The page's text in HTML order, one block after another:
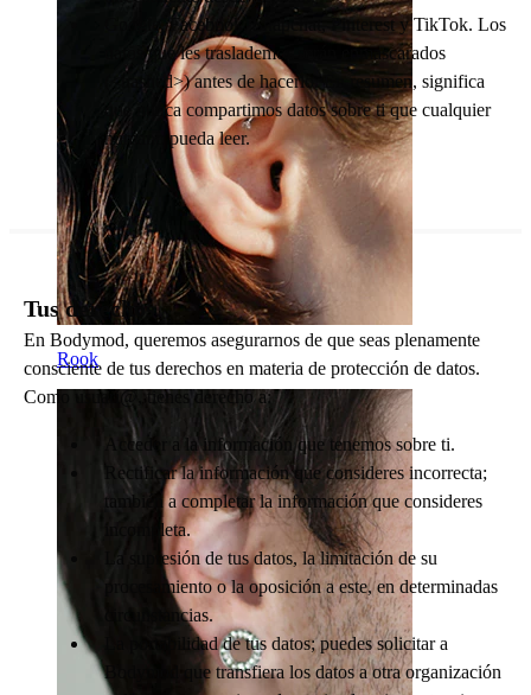
Rook
Google, Facebook, Snapchat, Pinterest y TikTok. Los
datos que les traslademos serán enmascarados
(<hashed>) antes de hacerlo. En resumen, significa
que nunca compartimos datos sobre ti que cualquier
humano pueda leer.
Tus derechos
En Bodymod, queremos asegurarnos de que seas plenamente
consciente de tus derechos en materia de protección de datos.
Como usuari@, tienes derecho a:
Acceder a la información que tenemos sobre ti.
Rectificar la información que consideres incorrecta;
también a completar la información que consideres
incompleta.
La supresión de tus datos, la limitación de su
procesamiento o la oposición a este, en determinadas
circunstancias.
La portabilidad de tus datos; puedes solicitar a
Bodymod que transfiera los datos a otra organización